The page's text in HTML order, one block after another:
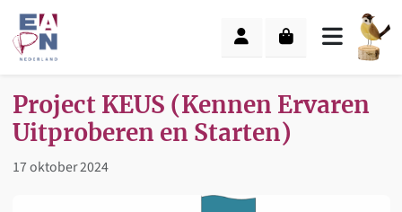
Skip to content
Skip to footer
Cart
Menu
Project KEUS (Kennen Ervaren
Uitproberen en Starten)
17 oktober 2024